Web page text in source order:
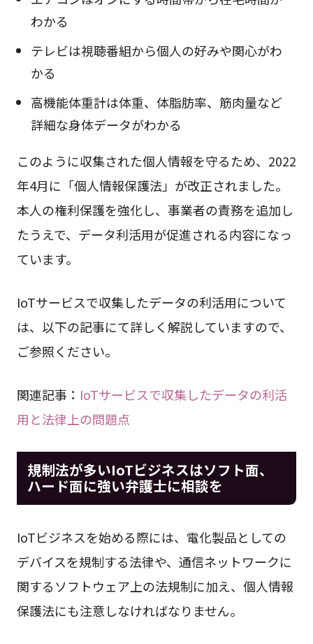
わかる
テレビは視聴番組から個人の好みや関心がわ
かる
高機能体重計は体重、体脂肪率、筋肉量など
詳細な身体データがわかる
このように収集された個人情報を守るため、2022
年4月に「個人情報保護法」が改正されました。
本人の権利保護を強化し、事業者の責務を追加し
たうえで、データ利活用が促進される内容になっ
ています。
IoTサービスで収集したデータの利活用について
は、以下の記事にて詳しく解説していますので、
ご参照ください。
関連記事： IoTサービスで収集したデータの利活
用と法律上の問題点
規制法が多いIoTビジネスはソフト面、
ハード面に強い弁護士に相談を
IoTビジネスを始める際には、電化製品としての
デバイスを規制する法律や、通信ネットワークに
関するソフトウェア上の法規制に加え、個人情報
保護法にも注意しなければなりません。